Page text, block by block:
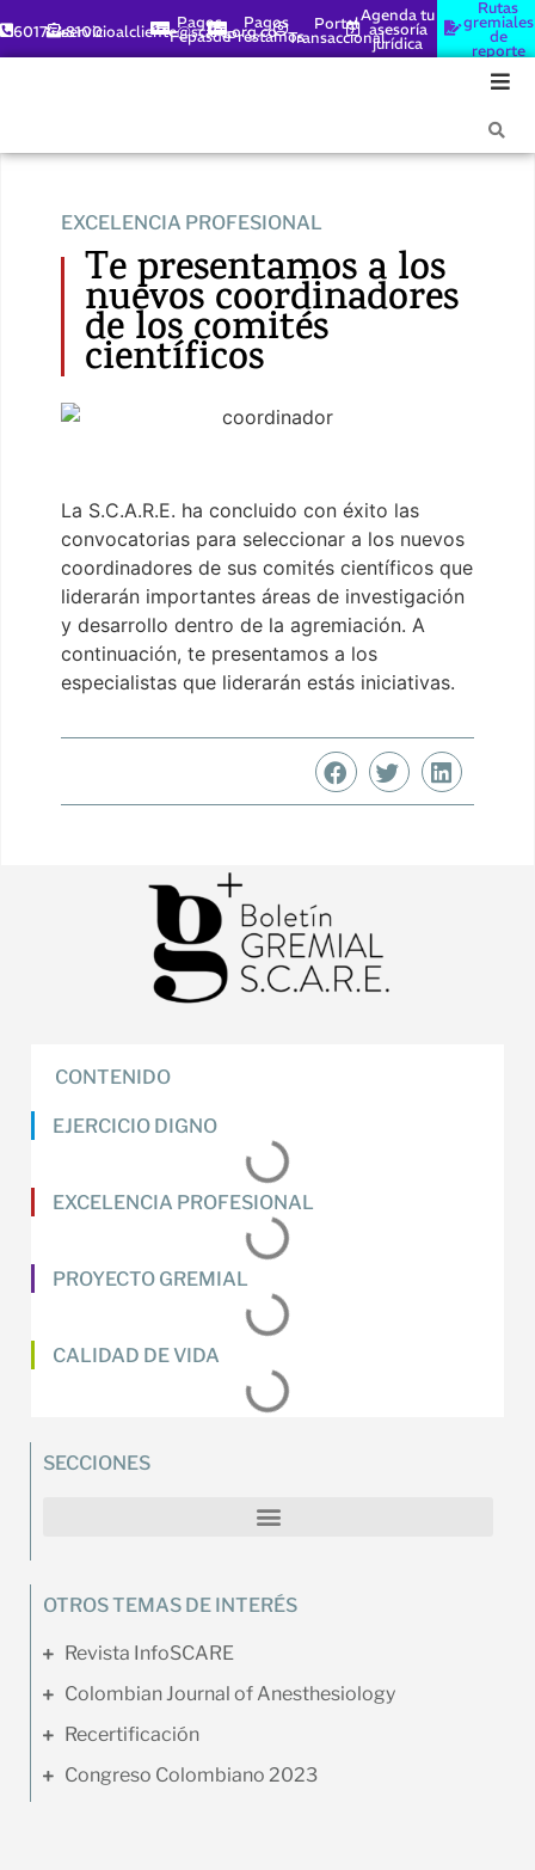
6017448100servicioalcliente@scare.org.co
Pagos
Fepasde
Pagos
Préstamos
Portal
Transaccional
Agenda tu
asesoría
jurídica
Rutas
gremiales
de
reporte
EXCELENCIA PROFESIONAL
Te presentamos a los
nuevos coordinadores
de los comités
científicos
La S.C.A.R.E. ha concluido con éxito las
convocatorias para seleccionar a los nuevos
coordinadores de sus comités científicos que
liderarán importantes áreas de investigación
y desarrollo dentro de la agremiación. A
continuación, te presentamos a los
especialistas que liderarán estás iniciativas.
CONTENIDO
EJERCICIO DIGNO
EXCELENCIA PROFESIONAL
PROYECTO GREMIAL
CALIDAD DE VIDA
SECCIONES
OTROS TEMAS DE INTERÉS
Revista InfoSCARE
Colombian Journal of Anesthesiology
Recertificación
Congreso Colombiano 2023